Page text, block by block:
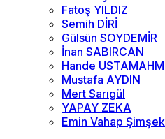
Fatoş YILDIZ
Semih DİRİ
Gülsün SOYDEMİR
İnan SABIRCAN
Hande
Mustafa AYDIN
Mert Sarıgül
YAPAY ZEKA
Emin Vahap Şimşek